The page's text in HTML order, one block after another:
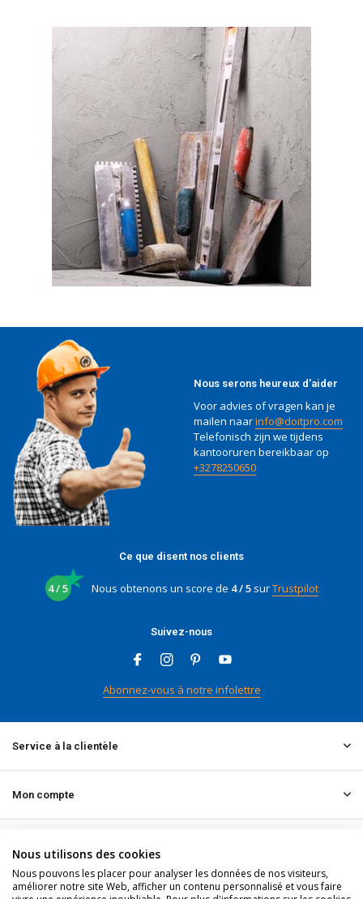
Nous serons heureux d'aider
Voor advies of vragen kan je
mailen naarinfo@doitpro.com
Telefonisch zijn we tijdens
kantooruren bereikbaar op
+3278250650
Ce que disent nos clients
4 / 5 Nous obtenons un score de 4 / 5surTrustpilot
Suivez-nous
Abonnez-vous à notre infolettre
Service à la clientèle
Mon compte
Contact
Nous utilisons des cookies
Nous pouvons les placer pour analyser les données de nos visiteurs,
améliorer notre site Web, afficher un contenu personnalisé et vous faire